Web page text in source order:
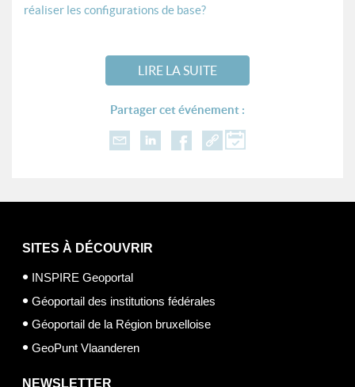
réaliser les configurations de base?
LIRE LA SUITE
Partager cet événement :
SITES À DÉCOUVRIR
INSPIRE Geoportal
Géoportail des institutions fédérales
Géoportail de la Région bruxelloise
GeoPunt Vlaanderen
NEWSLETTER